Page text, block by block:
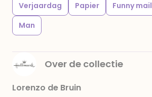
Verjaardag Papier Funny mail
Man
Over de collectie
Lorenzo de Bruin